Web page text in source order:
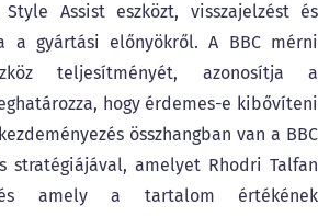
Assist eszközt, visszajelzést és
a gyártási előnyökről. A BBC mérni
teljesítményét, azonosítja a
hogy érdemes-e kibővíteni
összhangban van a BBC
stratégiájával, amelyet Rhodri Talfan
amely a tartalom értékének